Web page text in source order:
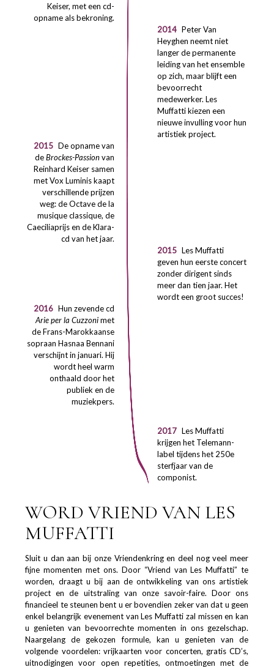
Keiser, met een cd-
opname als bekroning.
2014 Peter Van
Heyghen neemt niet
langer de permanente
leiding van het ensemble
op zich, maar blijft een
bevoorrecht
medewerker. Les
Muffatti kiezen een
nieuwe invulling voor hun
artistiek project.
2015 De opname van
deBrockes-Passionvan
Reinhard Keiser samen
met Vox Luminis kaapt
verschillende prijzen
weg: de Octave de la
musique classique, de
Caeciliaprijs en de Klara-
cd van het jaar.
2015 Les Muffatti
geven hun eerste concert
zonder dirigent sinds
meer dan tien jaar. Het
wordt een groot succes!
2016 Hun zevende cd
Arie per la Cuzzonimet
de Frans-Marokkaanse
sopraan Hasnaa Bennani
verschijnt in januari. Hij
wordt heel warm
onthaald door het
publiek en de
muziekpers.
2017 Les Muffatti
krijgen het Telemann-
label tijdens het 250e
sterfjaar van de
componist.
WORD VRIEND VAN LES
MUFFATTI
Sluit u dan aan bij onze Vriendenkring en deel nog veel meer
fijne momenten met ons. Door “Vriend van Les Muffatti” te
worden, draagt u bij aan de ontwikkeling van ons artistiek
project en de uitstraling van onze savoir-faire. Door ons
financieel te steunen bent u er bovendien zeker van dat u geen
enkel belangrijk evenement van Les Muffatti zal missen en kan
u genieten van bevoorrechte momenten in ons gezelschap.
Naargelang de gekozen formule, kan u genieten van de
volgende voordelen: vrijkaarten voor concerten, gratis CD’s,
uitnodigingen voor open repetities, ontmoetingen met de